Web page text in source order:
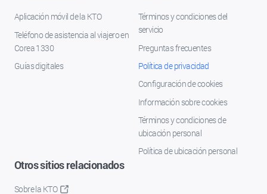
Aplicación móvil de la KTO
Teléfono de asistencia al viajero en
Corea 1330
Guías digitales
Términos y condiciones del
servicio
Preguntas frecuentes
Política de privacidad
Configuración de cookies
Información sobre cookies
Términos y condiciones de
ubicación personal
Política de ubicación personal
Otros sitios relacionados
Sobre la KTO